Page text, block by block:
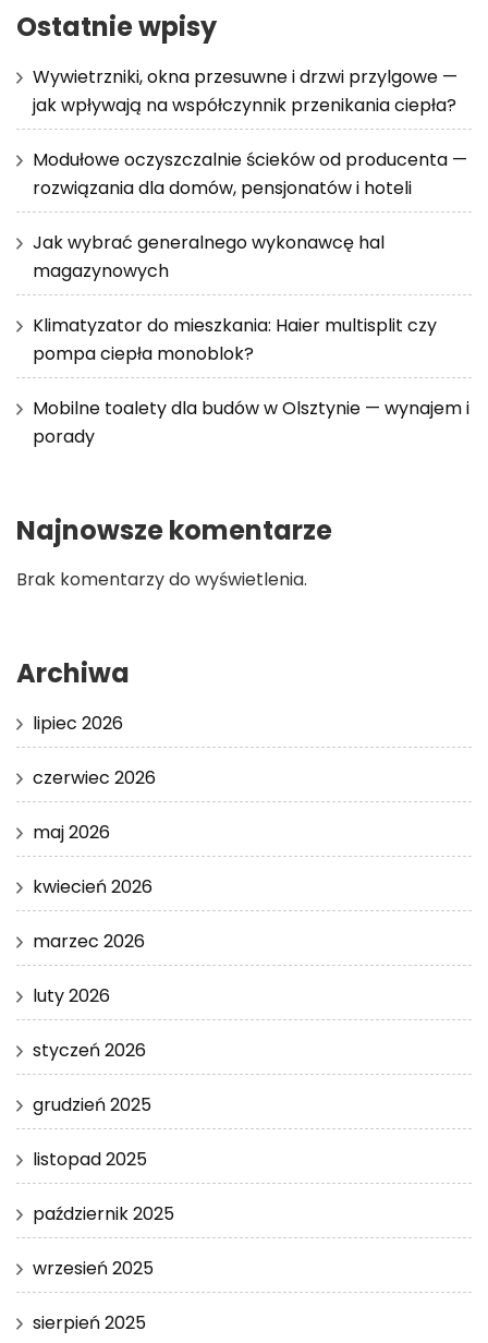
Ostatnie wpisy
Wywietrzniki, okna przesuwne i drzwi przylgowe —
jak wpływają na współczynnik przenikania ciepła?
Modułowe oczyszczalnie ścieków od producenta —
rozwiązania dla domów, pensjonatów i hoteli
Jak wybrać generalnego wykonawcę hal
magazynowych
Klimatyzator do mieszkania: Haier multisplit czy
pompa ciepła monoblok?
Mobilne toalety dla budów w Olsztynie — wynajem i
porady
Najnowsze komentarze
Brak komentarzy do wyświetlenia.
Archiwa
lipiec 2026
czerwiec 2026
maj 2026
kwiecień 2026
marzec 2026
luty 2026
styczeń 2026
grudzień 2025
listopad 2025
październik 2025
wrzesień 2025
sierpień 2025